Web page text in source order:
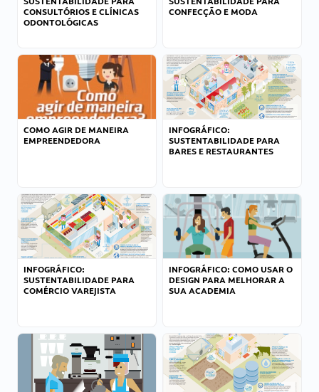
CONSULTÓRIOS E CLÍNICAS
ODONTOLÓGICAS
CONFECÇÃO E MODA
COMO AGIR DE MANEIRA
EMPREENDEDORA
INFOGRÁFICO:
SUSTENTABILIDADE PARA
BARES E RESTAURANTES
INFOGRÁFICO:
SUSTENTABILIDADE PARA
COMÉRCIO VAREJISTA
INFOGRÁFICO: COMO USAR O
DESIGN PARA MELHORAR A
SUA ACADEMIA